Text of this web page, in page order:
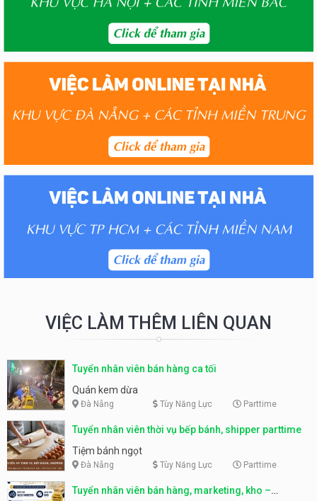
VIỆC LÀM THÊM LIÊN QUAN
Tuyển nhân viên bán hàng ca tối
Quán kem dừa
Đà Nẵng Tùy Năng Lực Parttime
Tuyển nhân viên thời vụ bếp bánh, shipper parttime
Tiệm bánh ngọt
Đà Nẵng Tùy Năng Lực Parttime
Tuyển nhân viên bán hàng, marketing, kho –